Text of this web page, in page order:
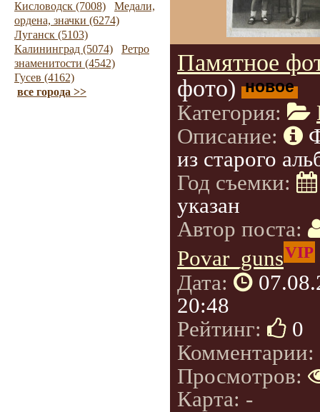
Кисловодск (7008)
Медали,
ордена, значки (6274)
Луганск (5103)
Калининград (5074)
Ретро
знаменитости (4542)
Гусев (4162)
все города >>
Памятное
фото) новое
Категория:
Описание:
из старого
Год съемки:
указан
Автор поста:
Povar_gunsVIP
Дата:
20:48
Рейтинг:
0
Комментарии:
Просмотров:
Карта: -